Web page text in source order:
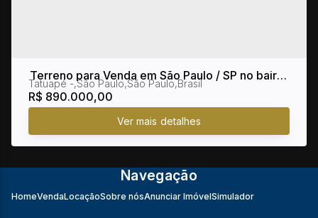
Terreno para Venda em São Paulo / SP no bairro
Tatuapé
R$ 890.000,00
Tatuapé ,São Paulo,São Paulo,Brasil
Navegação
HomeVendaLocaçãoSobre nósAnunciar ImóvelSimulador